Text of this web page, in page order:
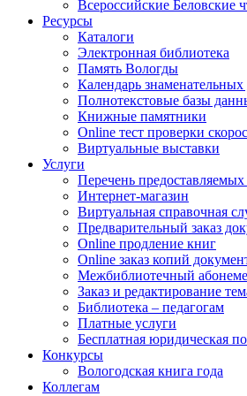
Всероссийские Беловские
Ресурсы
Каталоги
Электронная библиотека
Память Вологды
Календарь знаменательных
Полнотекстовые базы
Книжные памятники
Online тест проверки
Виртуальные выставки
Услуги
Перечень предоставляемых
Интернет-магазин
Виртуальная справочная
Предварительный заказ
Online продление книг
Online заказ копий
Межбиблиотечный
Заказ и редактирование
Библиотека – педагогам
Платные услуги
Бесплатная юридическая
Конкурсы
Вологодская книга года
Коллегам